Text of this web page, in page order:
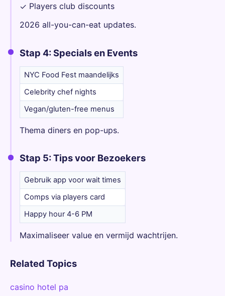
✓ Players club discounts
2026 all-you-can-eat updates.
Stap 4: Specials en Events
NYC Food Fest maandelijks
Celebrity chef nights
Vegan/gluten-free menus
Thema diners en pop-ups.
Stap 5: Tips voor Bezoekers
Gebruik app voor wait times
Comps via players card
Happy hour 4-6 PM
Maximaliseer value en vermijd wachtrijen.
Related Topics
casino hotel pa